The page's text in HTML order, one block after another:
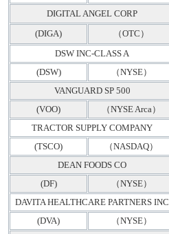
DIGITAL ANGEL CORP
(DIGA)
（OTC）
DSW INC-CLASS A
(DSW)
（NYSE）
VANGUARD SP 500
(VOO)
（NYSE Arca）
TRACTOR SUPPLY COMPANY
(TSCO)
（NASDAQ）
DEAN FOODS CO
(DF)
（NYSE）
DAVITA HEALTHCARE PARTNERS INC
(DVA)
（NYSE）